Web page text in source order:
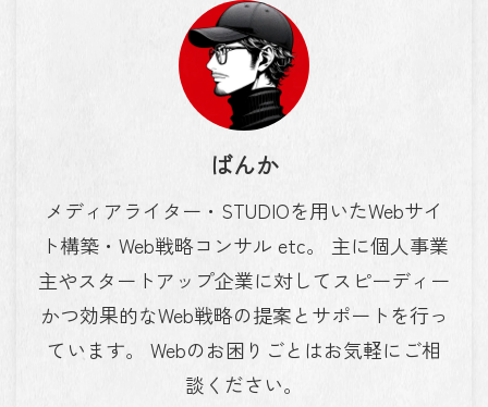
ばんか
メディアライター・STUDIOを用いたWebサイ
ト構築・Web戦略コンサル etc。 主に個人事業
主やスタートアップ企業に対してスピーディー
かつ効果的なWeb戦略の提案とサポートを行っ
ています。 Webのお困りごとはお気軽にご相
談ください。